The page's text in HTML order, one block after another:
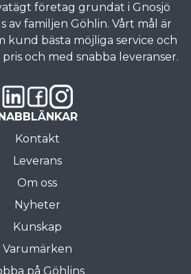
företag grundat i Gnosjö
av familjen Göhlin. Vårt mål är
kund bästa möjliga service och
och med snabba leveranser.
Kontakt
Leverans
Om oss
Nyheter
Kunskap
Varumärken
på Göhlins